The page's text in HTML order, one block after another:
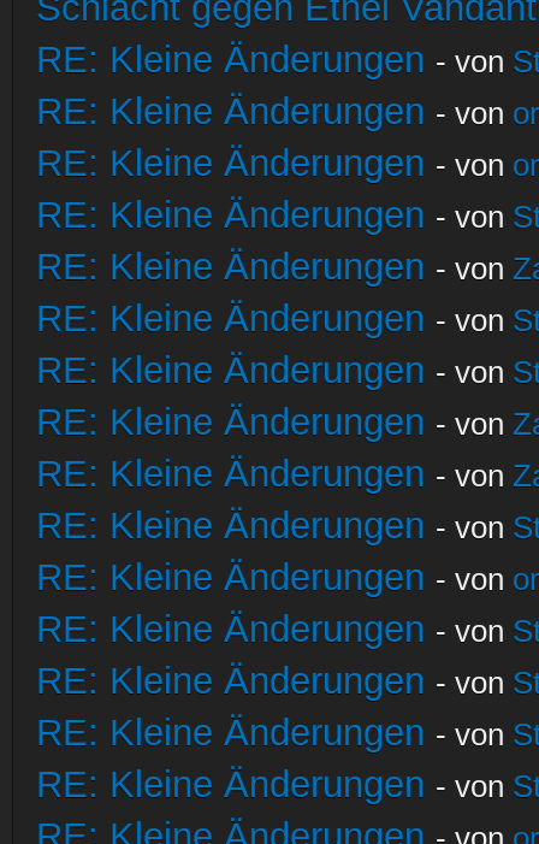
RE: Kleine Änderungen - von
RE: Kleine Änderungen - von
RE: Kleine Änderungen - von
RE: Kleine Änderungen - von
RE: Kleine Änderungen - von
RE: Kleine Änderungen - von
RE: Kleine Änderungen - von
RE: Kleine Änderungen - von
RE: Kleine Änderungen - von
RE: Kleine Änderungen - von
RE: Kleine Änderungen - von
RE: Kleine Änderungen - von
RE: Kleine Änderungen - von
RE: Kleine Änderungen - von
RE: Kleine Änderungen - von